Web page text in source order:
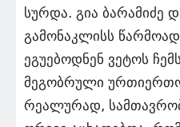
სურდა. გია ბარამიძე
გამონაკლისს
ეგუებოდნენ ვეტოს
მეგობრული
რეალურად,